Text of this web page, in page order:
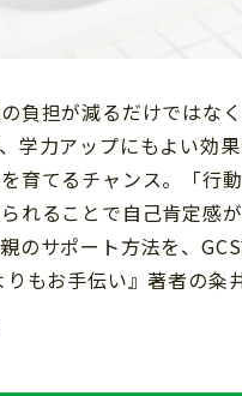
負担が減るだけではな
学力アップにもよい効
育てるチャンス。「行
れることで自己肯定感
のサポート方法を、
もお手伝い』著者の粂